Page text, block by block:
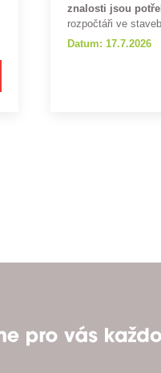
znalosti jsou
rozpočtáři ve
Datum: 17.7.2026